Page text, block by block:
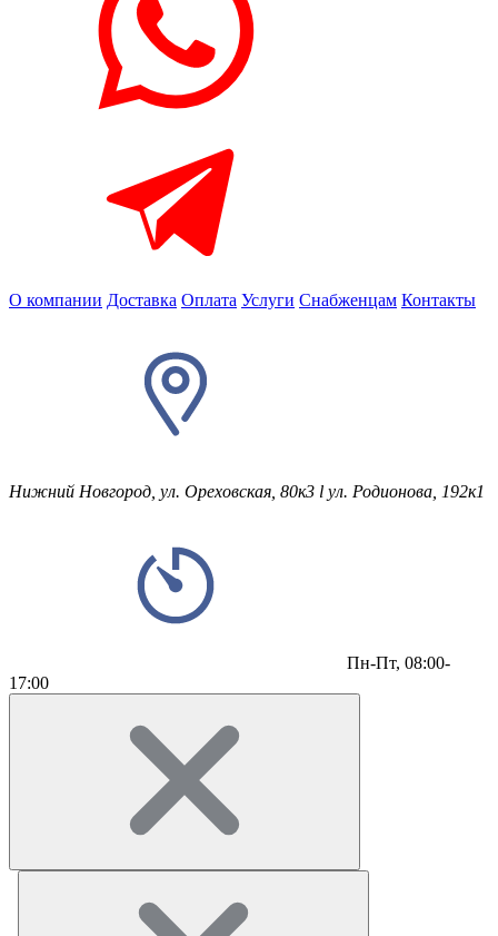
О компании Доставка Оплата Услуги Снабженцам Контакты
Нижний Новгород, ул. Ореховская, 80к3 l ул. Родионова, 192к1
Пн-Пт, 08:00-
17:00